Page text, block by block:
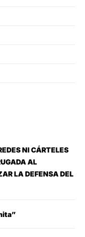
NI CÁRTELES
AL
LA DEFENSA DEL